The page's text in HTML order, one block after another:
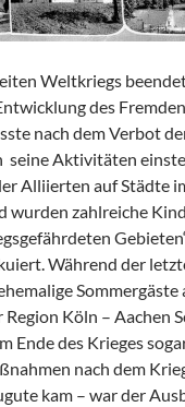
Weltkriegs
des
nach dem Verbot
Aktivitäten
Alliierten auf Städte
wurden zahlreiche
Während der
Sommergäste
Köln – Aachen
Ende des Krieges
nach dem
kam – war der